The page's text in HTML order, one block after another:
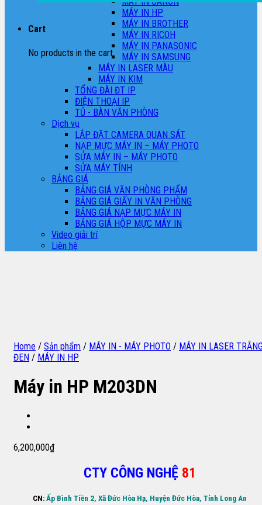
Cart
No products in the cart.
MÁY IN HP
MÁY IN BROTHER
MÁY IN RICOH
MÁY IN PANASONIC
MÁY IN SAMSUNG
MÁY IN LASER MÀU
MÁY IN KIM
TỔNG ĐÀI ĐT IP
ĐIỆN THOẠI IP
TỦ - BÀN VĂN PHÒNG
Dịch vụ
LẮP ĐẶT CAMERA QUAN SÁT
NẠP MỰC MÁY IN – MÁY PHOTO
SỬA MÁY IN – MÁY PHOTO
SỬA MÁY TÍNH
BẢNG GIÁ
BẢNG GIÁ VĂN PHÒNG PHẨM
BẢNG GIÁ GIẤY IN VĂN PHÒNG
BẢNG GIÁ NẠP MỰC MÁY IN
BẢNG GIÁ HỘP MỰC MÁY IN
Video giải trí
Liên hệ
Home / Sản phẩm / MÁY IN - MÁY PHOTO / MÁY IN LASER
ĐEN / MÁY IN HP
Máy in HP M203DN
6,200,000₫
CTY CÔNG NGHỆ 81
CN: Ấp Bình Tiền 2, Xã Đức Hòa Hạ, Huyện Đức Hòa, Tỉnh Long An